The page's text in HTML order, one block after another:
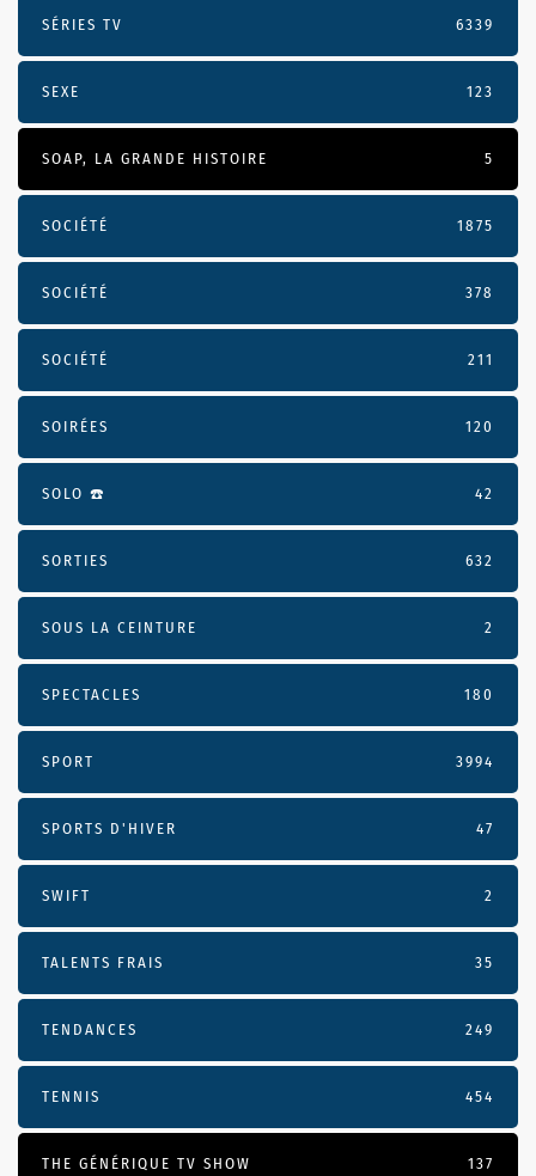
SÉRIES TV 6339
SEXE 123
SOAP, LA GRANDE HISTOIRE 5
SOCIÉTÉ 1875
SOCIÉTÉ 378
SOCIÉTÉ 211
SOIRÉES 120
SOLO ☎️ 42
SORTIES 632
SOUS LA CEINTURE 2
SPECTACLES 180
SPORT 3994
SPORTS D'HIVER 47
SWIFT 2
TALENTS FRAIS 35
TENDANCES 249
TENNIS 454
THE GÉNÉRIQUE TV SHOW 137